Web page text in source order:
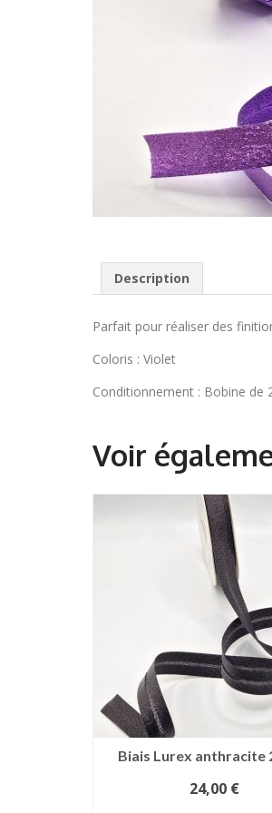
Description
Parfait pour réaliser des
Coloris : Violet
Conditionnement : Bobine de
Biais Lurex anthracite
24,00 €